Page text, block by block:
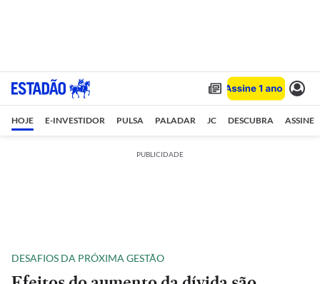
HOJE E-INVESTIDOR PULSA PALADAR JC DESCUBRA ASSINE
PUBLICIDADE
DESAFIOS DA PRÓXIMA GESTÃO